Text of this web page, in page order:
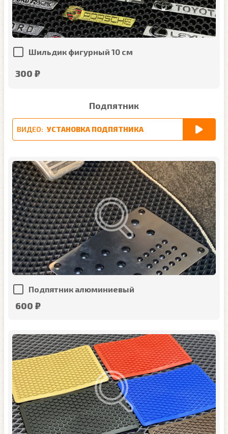
Шильдик фигурный 10 см
300 ₽
Подпятник
ВИДЕО: УСТАНОВКА ПОДПЯТНИКА
Подпятник алюминиевый
600 ₽